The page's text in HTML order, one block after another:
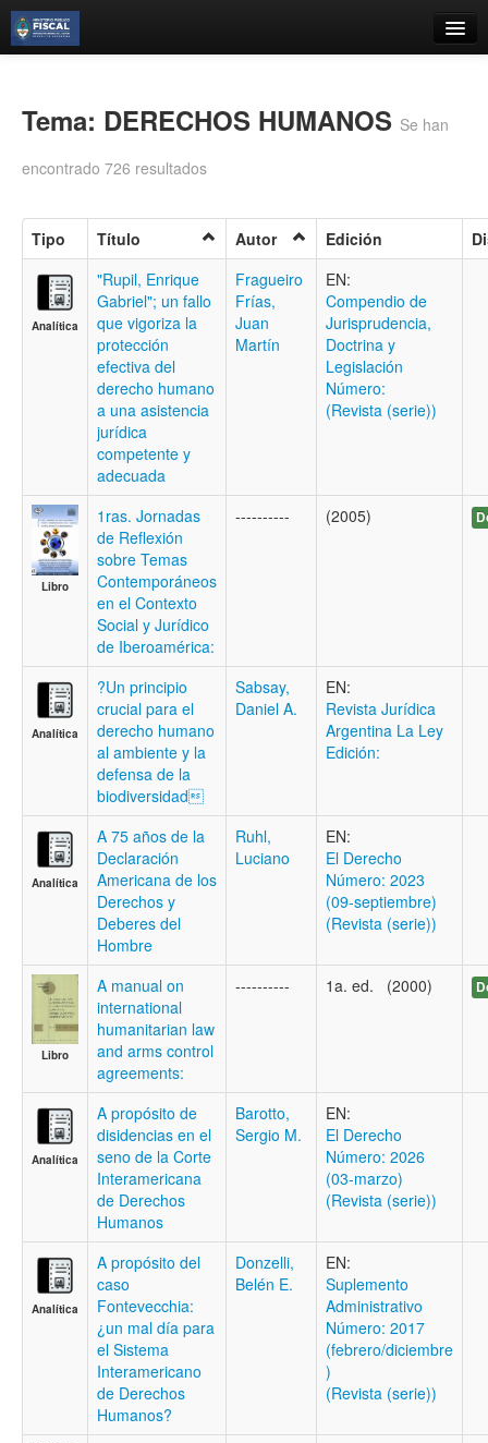
Búsqueda Avanzada
Contacto
Iniciar sesión
Tema: DERECHOS HUMANOS Se han
encontrado 726 resultados
Tipo Título Autor Edición
Analítica
"Rupil, Enrique
Gabriel"; un fallo
que vigoriza la
protección
efectiva del
derecho humano
a una asistencia
jurídica
competente y
adecuada
Fragueiro
Frías,
Juan
Martín
EN:
Compendio de
Jurisprudencia,
Doctrina y
Legislación
Número:
(Revista (serie))
Libro
1ras. Jornadas
de Reflexión
sobre Temas
Contemporáneos
en el Contexto
Social y Jurídico
de Iberoamérica:
---------- (2005)
Analítica
?Un principio
crucial para el
derecho humano
al ambiente y la
defensa de la
biodiversidad
Sabsay,
Daniel A.
EN:
Revista Jurídica
Argentina La Ley
Edición:
Analítica
A 75 años de la
Declaración
Americana de los
Derechos y
Deberes del
Hombre
Ruhl,
Luciano
EN:
El Derecho
Número: 2023
(09-septiembre)
(Revista (serie))
Libro
A manual on
international
humanitarian law
and arms control
agreements:
---------- 1a. ed. (2000)
Analítica
A propósito de
disidencias en el
seno de la Corte
Interamericana
de Derechos
Humanos
Barotto,
Sergio M.
EN:
El Derecho
Número: 2026
(03-marzo)
(Revista (serie))
Analítica
A propósito del
caso
Fontevecchia:
¿un mal día para
el Sistema
Interamericano
de Derechos
Humanos?
Donzelli,
Belén E.
EN:
Suplemento
Administrativo
Número: 2017
(febrero/diciembre
)
(Revista (serie))